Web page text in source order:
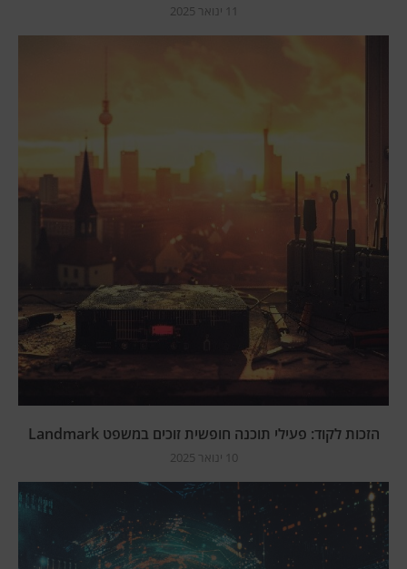
11 ינואר 2025
הזכות לקוד: פעילי תוכנה חופשית זוכים במשפט Landmark
10 ינואר 2025